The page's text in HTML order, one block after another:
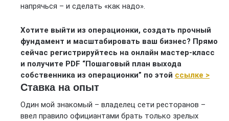
напрячься – и сделать «как надо».
Хотите выйти из операционки, создать прочный
фундамент и масштабировать ваш бизнес? Прямо
сейчас регистрируйтесь на онлайн мастер-класс
и получите PDF “Пошаговый план выхода
собственника из операционки” по этой ссылке >
Ставка на опыт
Один мой знакомый – владелец сети ресторанов –
ввел правило официантами брать только зрелых